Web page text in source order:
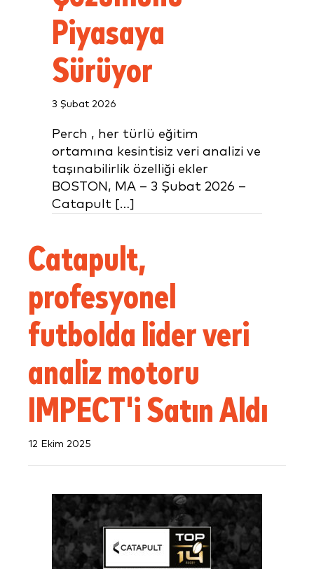
Piyasaya
Sürüyor
3 Şubat 2026
Perch , her türlü eğitim
ortamına kesintisiz veri analizi ve
taşınabilirlik özelliği ekler
BOSTON, MA – 3 Şubat 2026 –
Catapult […]
Catapult,
profesyonel
futbolda lider veri
analiz motoru
IMPECT'i Satın Aldı
12 Ekim 2025